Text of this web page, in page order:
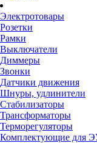
Электротовары
Розетки
Рамки
Выключатели
Диммеры
Звонки
Датчики движения
Шнуры, удлинители
Стабилизаторы
Трансформаторы
Терморегуляторы
Комплектующие для